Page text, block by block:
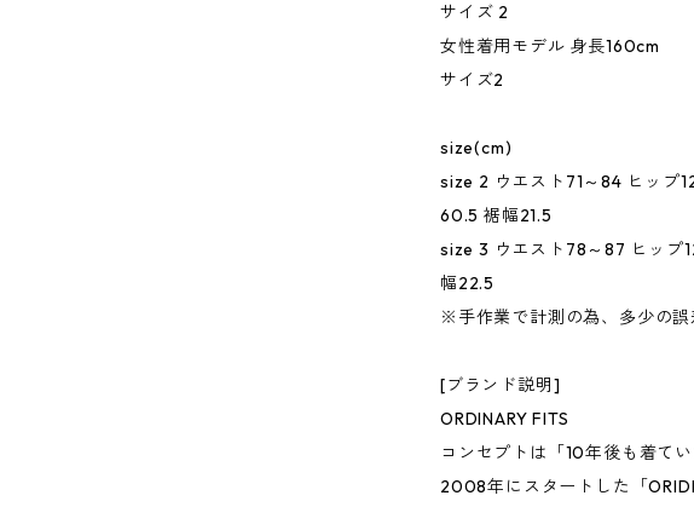
サイズ 2
女性着用モデル 身長160cm
サイズ2
size(cm)
size 2 ウエスト71～84 ヒップ
60.5 裾幅21.5
size 3 ウエスト78～87 ヒップ
幅22.5
※手作業で計測の為、多少の誤
[ブランド説明]
ORDINARY FITS
コンセプトは「10年後も着てい
2008年にスタートした「